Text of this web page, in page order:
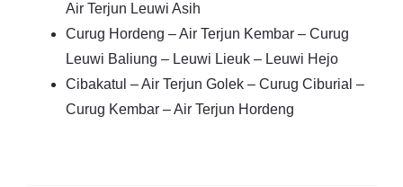
Air Terjun Leuwi Asih
Curug Hordeng – Air Terjun Kembar – Curug
Leuwi Baliung – Leuwi Lieuk – Leuwi Hejo
Cibakatul – Air Terjun Golek – Curug Ciburial –
Curug Kembar – Air Terjun Hordeng